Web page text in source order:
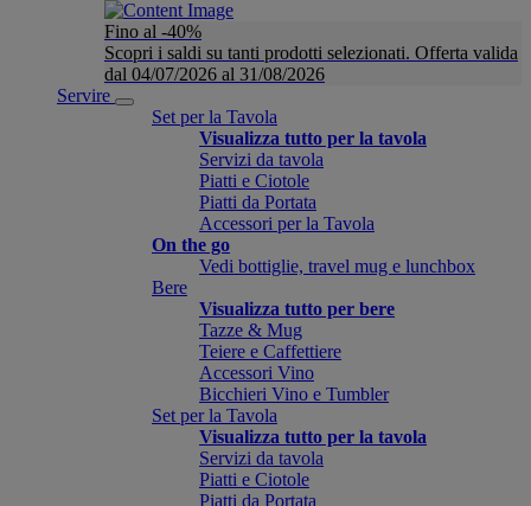
Fino al -40%
Scopri i saldi su tanti prodotti selezionati. Offerta valida
dal 04/07/2026 al 31/08/2026
Servire
Set per la Tavola
Visualizza tutto per la tavola
Servizi da tavola
Piatti e Ciotole
Piatti da Portata
Accessori per la Tavola
On the go
Vedi bottiglie, travel mug e lunchbox
Bere
Visualizza tutto per bere
Tazze & Mug
Teiere e Caffettiere
Accessori Vino
Bicchieri Vino e Tumbler
Set per la Tavola
Visualizza tutto per la tavola
Servizi da tavola
Piatti e Ciotole
Piatti da Portata